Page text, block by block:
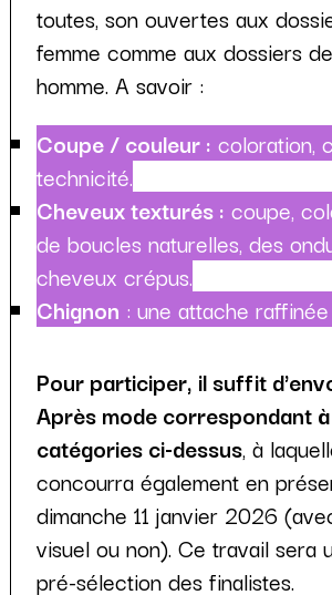
toutes, son ouvertes aux
femme comme aux dossiers
homme. A savoir :
Coupe / couleur : coloration,
technicité.
Cheveux texturés : coupe,
de boucles naturelles, des
cheveux crépus.
Chignon : une attache
Pour participer, il suffit
Après mode correspondant
catégories ci-dessus, à
concourra également en
dimanche 11 janvier 2026
visuel ou non). Ce travail sera
pré-sélection des finalistes.